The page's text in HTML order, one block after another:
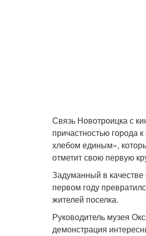
Связь Новотроицка с
причастностью города
хлебом единым»,
отметит свою первую
Задуманный в качестве
первом году
жителей поселка.
Руководитель музея
демонстрация